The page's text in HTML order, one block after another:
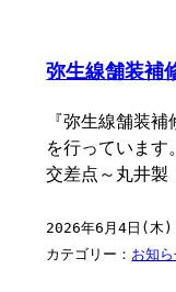
弥生線舗装補
『弥生線舗装
を行っていま
交差点～丸井
2026年6月4日(
カテゴリー： お知